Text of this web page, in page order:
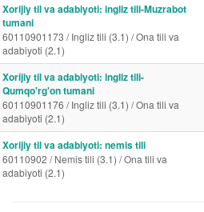
Xorijiy til va adabiyoti: ingliz tili-Muzrabot
tumani
60110901173 / Ingliz tili (3.1) / Ona tili va
adabiyoti (2.1)
Xorijiy til va adabiyoti: ingliz tili-
Qumqo'rg'on tumani
60110901176 / Ingliz tili (3.1) / Ona tili va
adabiyoti (2.1)
Xorijiy til va adabiyoti: nemis tili
60110902 / Nemis tili (3.1) / Ona tili va
adabiyoti (2.1)